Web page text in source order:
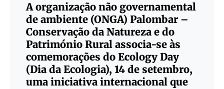
A organização não governamental
de ambiente (ONGA) Palombar –
Conservação da Natureza e do
Património Rural associa-se às
comemorações do Ecology Day
(Dia da Ecologia), 14 de setembro,
uma iniciativa internacional que